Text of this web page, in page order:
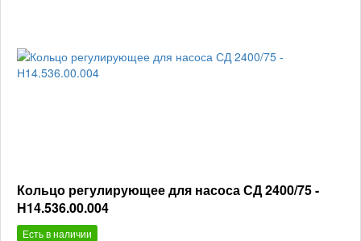
Кольцо регулирующее для насоса СД 2400/75 -
Н14.536.00.004
Есть в наличии